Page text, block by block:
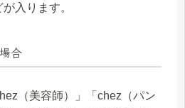
入ります。
合
（美容師）」「chez（パン